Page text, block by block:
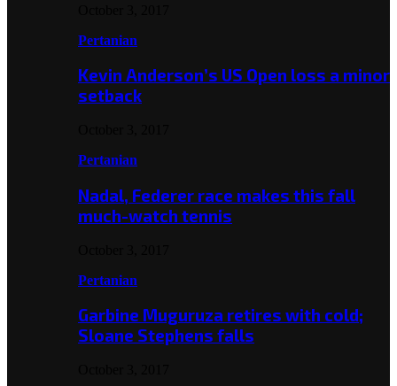
Pertanian
Kevin Anderson’s US Open loss a minor
setback
Pertanian
Nadal, Federer race makes this fall
much-watch tennis
Pertanian
Garbine Muguruza retires with cold;
Sloane Stephens falls